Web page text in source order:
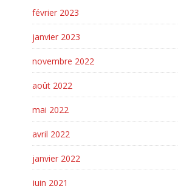
février 2023
janvier 2023
novembre 2022
août 2022
mai 2022
avril 2022
janvier 2022
juin 2021